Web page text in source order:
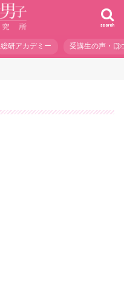
search
総研アカデミー 受講生の声・口